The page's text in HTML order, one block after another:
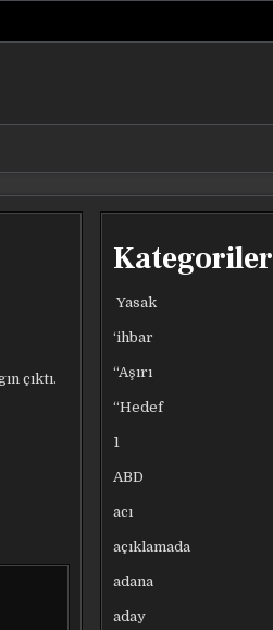
çıktı.
Kategoriler
Yasak
‘ihbar
“Aşırı
“Hedef
1
ABD
acı
açıklamada
adana
aday